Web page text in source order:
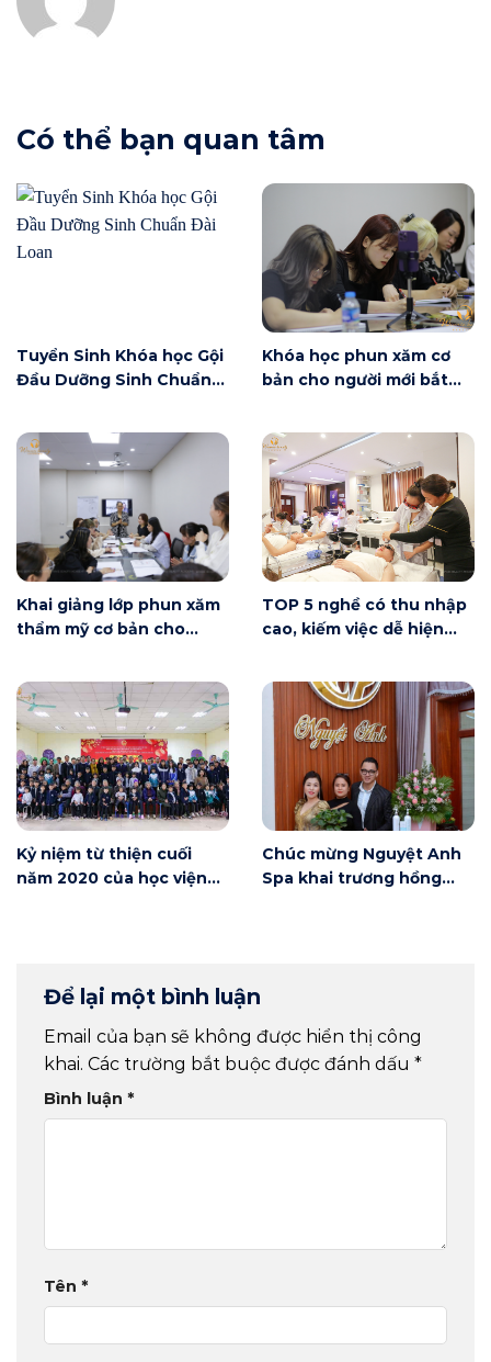
Có thể bạn quan tâm
Tuyển Sinh Khóa học Gội
Đầu Dưỡng Sinh Chuẩn
Khóa học phun xăm cơ
bản cho người mới bắt
có gì?
Khai giảng lớp phun xăm
thẩm mỹ cơ bản cho
Nội
TOP 5 nghề có thu nhập
cao, kiếm việc dễ hiện
Kỷ niệm từ thiện cuối
năm 2020 của học viện
Chúc mừng Nguyệt Anh
Spa khai trương hồng
Để lại một bình luận
Email của bạn sẽ không được hiển thị công
khai. Các trường bắt buộc được đánh dấu *
Bình luận *
Tên *